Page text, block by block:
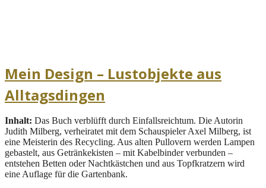
Mein Design – Lustobjekte aus
Alltagsdingen
Inhalt: Das Buch verblüfft durch Einfallsreichtum. Die Autorin
Judith Milberg, verheiratet mit dem Schauspieler Axel Milberg, ist
eine Meisterin des Recycling. Aus alten Pullovern werden Lampen
gebastelt, aus Getränkekisten – mit Kabelbinder verbunden –
entstehen Betten oder Nachtkästchen und aus Topfkratzern wird
eine Auflage für die Gartenbank.